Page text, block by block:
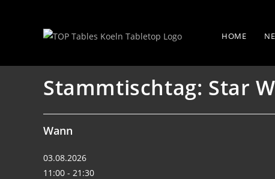
HOME
Stammtischtag: Star
Wann
03.08.2026
11:00 - 21:30